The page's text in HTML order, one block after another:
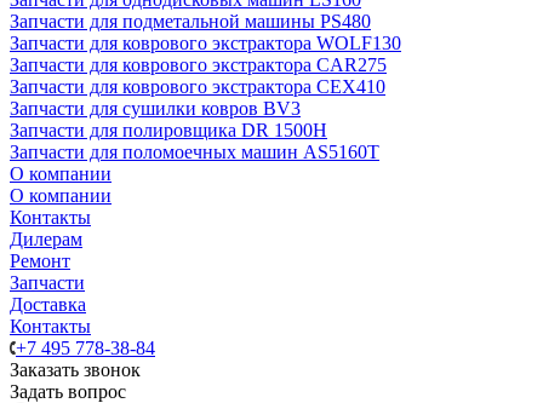
Запчасти для подметальной машины PS480
Запчасти для коврового экстрактора WOLF130
Запчасти для коврового экстрактора CAR275
Запчасти для коврового экстрактора CEX410
Запчасти для сушилки ковров BV3
Запчасти для полировщика DR 1500H
Запчасти для поломоечных машин AS5160T
О компании
О компании
Контакты
Дилерам
Ремонт
Запчасти
Доставка
Контакты
+7 495 778-38-84
Заказать звонок
Задать вопрос